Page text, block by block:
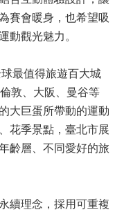
賽會暖身，也希望吸
動觀光魅力。
最值得旅遊百大城
敦、大阪、曼谷等
大巨蛋所帶動的運動
花季景點，臺北市展
齡層、不同愛好的旅
續理念，採用可重複